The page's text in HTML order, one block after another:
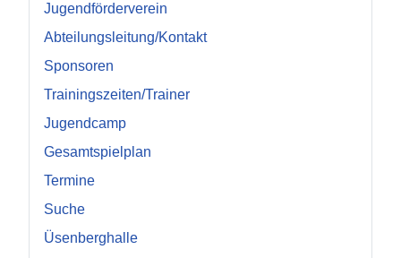
Jugendförderverein
Abteilungsleitung/Kontakt
Sponsoren
Trainingszeiten/Trainer
Jugendcamp
Gesamtspielplan
Termine
Suche
Üsenberghalle